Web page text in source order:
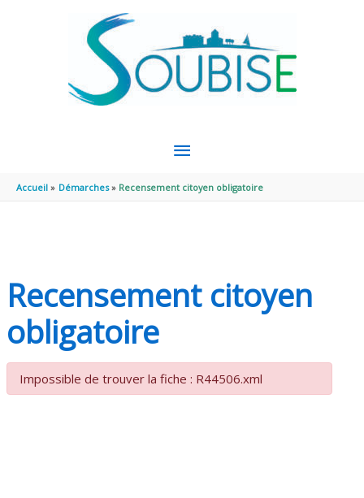
MENU
PRINCIPAL
Accueil Démarches Recensement citoyen obligatoire
Recensement citoyen
obligatoire
Impossible de trouver la fiche : R44506.xml